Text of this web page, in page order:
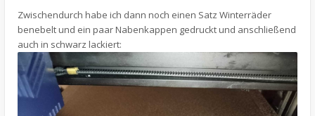
Zwischendurch habe ich dann noch einen Satz Winterräder
benebelt und ein paar Nabenkappen gedruckt und anschließend
auch in schwarz lackiert: